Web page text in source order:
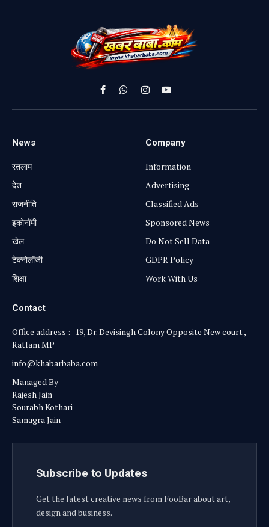
FacebookWhatsApp
InstagramYouTube
News
रतलाम
⁠देश
राजनीति
⁠इकोनॉमी
खेल
टेक्नोलॉजी
शिक्षा
Company
Information
Advertising
Classified Ads
Sponsored News
Do Not Sell Data
GDPR Policy
Work With Us
Contact
Office address :- 19, Dr. Devisingh Colony Opposite New court ,
Ratlam MP
info@khabarbaba.com
Managed By -
Rajesh Jain
Sourabh Kothari
Samagra Jain
Subscribe to Updates
Get the latest creative news from FooBar about art,
design and business.